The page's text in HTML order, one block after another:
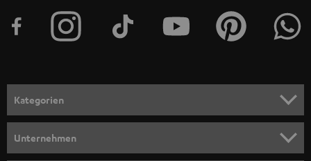
e
n
m
e
l
Kategorien
Unternehmen